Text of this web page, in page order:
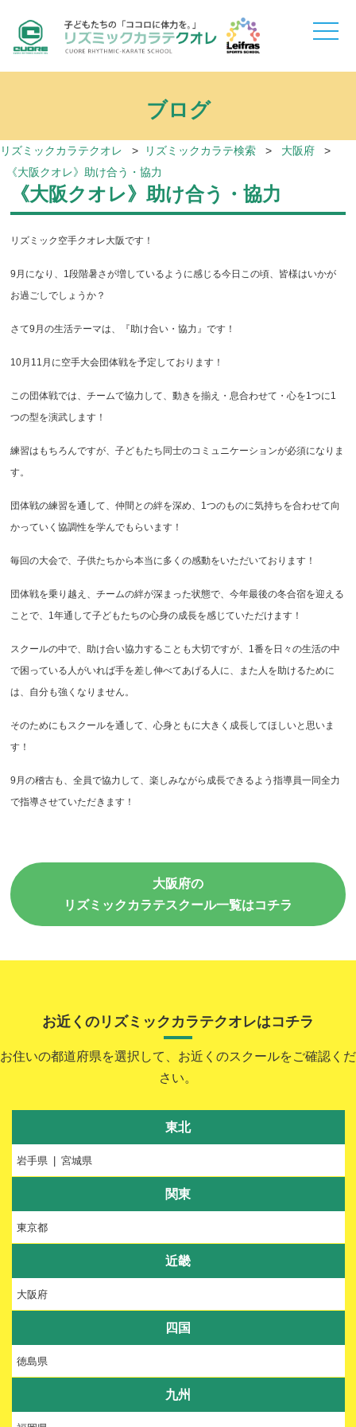
toggle
ブログ
リズミックカラテクオレ > リズミックカラテ検索 > 大阪府
>
《大阪クオレ》助け合う・協力
《大阪クオレ》助け合う・協力
リズミック空手クオレ大阪です！
9月になり、1段階暑さが増しているように感じる今日この頃、皆様はいかが
お過ごしでしょうか？
さて9月の生活テーマは、『助け合い・協力』です！
10月11月に空手大会団体戦を予定しております！
この団体戦では、チームで協力して、動きを揃え・息合わせて・心を1つに1
つの型を演武します！
練習はもちろんですが、子どもたち同士のコミュニケーションが必須になりま
す。
団体戦の練習を通して、仲間との絆を深め、1つのものに気持ちを合わせて向
かっていく協調性を学んでもらいます！
毎回の大会で、子供たちから本当に多くの感動をいただいております！
団体戦を乗り越え、チームの絆が深まった状態で、今年最後の冬合宿を迎える
ことで、1年通して子どもたちの心身の成長を感じていただけます！
スクールの中で、助け合い協力することも大切ですが、1番を日々の生活の中
で困っている人がいれば手を差し伸べてあげる人に、また人を助けるために
は、自分も強くなりません。
そのためにもスクールを通して、心身ともに大きく成長してほしいと思いま
す！
9月の稽古も、全員で協力して、楽しみながら成長できるよう指導員一同全力
で指導させていただきます！
大阪府の
リズミックカラテスクール一覧はコチラ
お近くのリズミックカラテクオレはコチラ
お住いの都道府県を選択して、お近くのスクールをご確認くだ
さい。
東北
岩手県 宮城県
関東
東京都
近畿
大阪府
四国
徳島県
九州